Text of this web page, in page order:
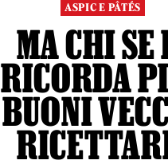
ASPIC E PÂTÉS
MA CHI SE
RICORDA
BUONI